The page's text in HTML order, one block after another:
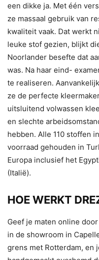
een dikke ja. Met één
ze massaal gebruik van
kwaliteit vaak. Dat werkt
leuke stof gezien, blijkt
Noorlander besefte dat
was. Na haar eind-
te realiseren.
ze de perfecte
uitsluitend volwassen
en slechte
hebben. Alle 110 stoffen
voorraad gehouden in
Europa inclusief het
(Italië).
HOE WERKT
Geef je maten online
in de showroom in
grens met Rotterdam, en